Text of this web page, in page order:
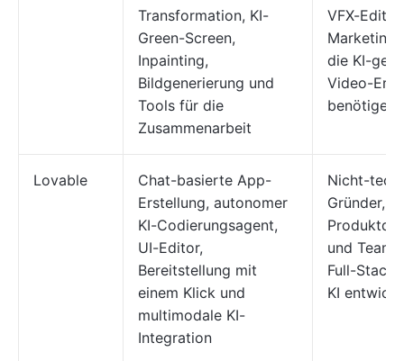
Transformation, KI-
Green-Screen,
Inpainting,
Bildgenerierung und
Tools für die
Zusammenarbeit
VFX-
die KI-
Video-
benötigen
Lovable
Chat-basierte App-
Erstellung, autonomer
KI-Codierungsagent,
UI-Editor,
Bereitstellung mit
einem Klick und
multimodale KI-
Integration
Nicht-
Gründer,
und
Full-
KI